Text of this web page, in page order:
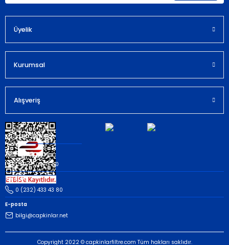
Bu ürüne benzer farklı alternatifler olmalı.
Üyelik
Kurumsal
Alışveriş
Müşteri İletişim
Whatsapp
(535) 503 43 80
Telefon
0 (232) 433 43 80
E-posta
bilgi@capkinlar.net
Copyright 2022 © capkinlarfiltre.com Tüm hakları saklıdır.